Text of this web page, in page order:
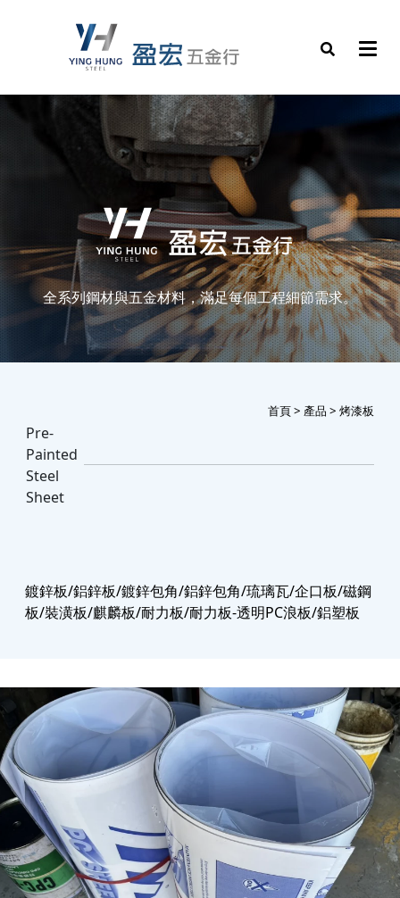
全系列鋼材與五金材料，滿足每個工程細節需求。
首頁> 產品 > 烤漆板
Pre-
Painted
Steel
Sheet
鍍鋅板/鋁鋅板/鍍鋅包角/鋁鋅包角/琉璃瓦/企口板/磁鋼
板/裝潢板/麒麟板/耐力板/耐力板-透明PC浪板/鋁塑板